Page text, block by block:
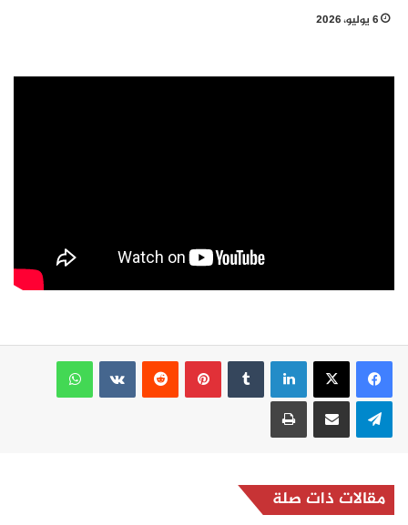
6 يوليو، 2026
لينكدإن بينتيريست
واتساب
تيلقرام مشاركة عبر البريد طباعة
مقالات ذات صلة